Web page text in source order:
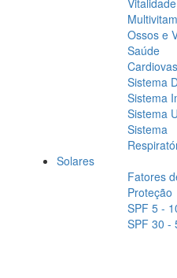
Vitalidade
Ossos e
Saúde
Sistema
Sistema
Sistema
Sistema
Solares
Fatores
Proteção
SPF 5 -
SPF 30 -